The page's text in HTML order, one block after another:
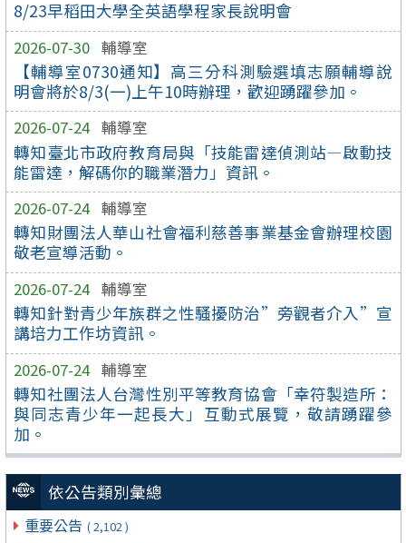
8/23早稻田大學全英語學程家長說明會
2026-07-30 輔導室
【輔導室0730通知】高三分科測驗選填志願輔導說
明會將於8/3(一)上午10時辦理，歡迎踴躍參加。
2026-07-24 輔導室
轉知臺北市政府教育局與「技能雷達偵測站—啟動技
能雷達，解碼你的職業潛力」資訊。
2026-07-24 輔導室
轉知財團法人華山社會福利慈善事業基金會辦理校園
敬老宣導活動。
2026-07-24 輔導室
轉知針對青少年族群之性騷擾防治”旁觀者介入”宣
講培力工作坊資訊。
2026-07-24 輔導室
轉知社團法人台灣性別平等教育協會「幸符製造所：
與同志青少年一起長大」互動式展覽，敬請踴躍參
加。
依公告類別彙總
重要公告 ( 2,102 )